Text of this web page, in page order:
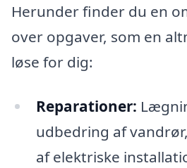
Herunder finder du en
over opgaver, som en
løse for dig:
Reparationer:
udbedring af
af elektriske